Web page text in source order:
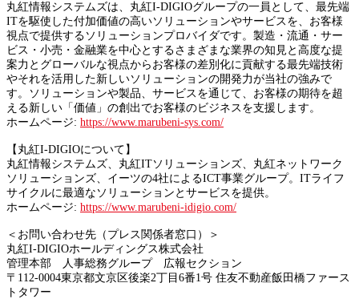
丸紅情報システムズは、丸紅I-DIGIOグループの一員として、最先端
ITを駆使した付加価値の高いソリューションやサービスを、お客様
視点で提供するソリューションプロバイダです。製造・流通・サー
ビス・小売・金融業を中心とするさまざまな業界の知見と高度な提
案力とグローバルな視点からお客様の差別化に貢献する最先端技術
やそれを活用した新しいソリューションの開発力が当社の強みで
す。ソリューションや製品、サービスを通じて、お客様の期待を超
える新しい「価値」の創出でお客様のビジネスを支援します。
ホームページ: https://www.marubeni-sys.com/
【丸紅I-DIGIOについて】
丸紅情報システムズ、丸紅ITソリューションズ、丸紅ネットワーク
ソリューションズ、イーツの4社によるICT事業グループ。ITライフ
サイクルに最適なソリューションとサービスを提供。
ホームページ: https://www.marubeni-idigio.com/
＜お問い合わせ先（プレス関係者窓口）＞
丸紅I-DIGIOホールディングス株式会社
管理本部 人事総務グループ 広報セクション
〒112-0004東京都文京区後楽2丁目6番1号 住友不動産飯田橋ファース
トタワー